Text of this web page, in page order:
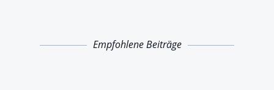
Empfohlene Beiträge